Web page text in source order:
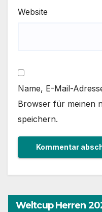
Website
Name, E-Mail-
Browser für meinen
speichern.
Weltcup Herren